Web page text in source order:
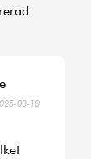
08-10